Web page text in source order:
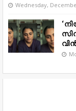
Wednesday,